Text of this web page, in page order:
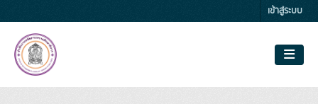
เข้าสู่ระบบ